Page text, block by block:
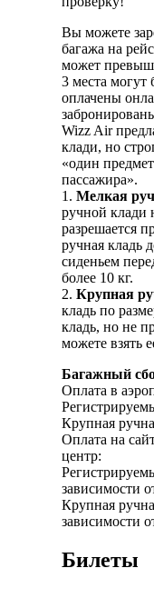
Вы можете
багажа на
может
3 места могут
оплачены
Wizz Air
клади, но
«один
пассажира».
1. Мелкая
ручной клади
разрешается
ручная кладь
сиденьем
более 10 кг.
2. Крупная
кладь по
кладь, но не
можете взять
Багажный
Оплата в
Крупная
Оплата на
центр:
зависимости
Крупная
зависимости
Билеты